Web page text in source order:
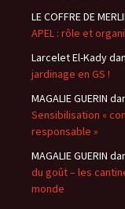
LE COFFRE DE
APEL : rôle et
Larcelet El-Kady
jardinage en GS !
MAGALIE GUERIN
Sensibilisation «
responsable »
MAGALIE GUERIN
du goût – les
monde